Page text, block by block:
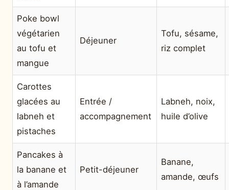
Poke bowl
végétarien
au tofu et
mangue
Déjeuner
Tofu, sésame,
riz complet
Carottes
glacées au
labneh et
pistaches
Entrée /
accompagnement
Labneh, noix,
huile d’olive
Pancakes à
la banane et
à l’amande
Petit-déjeuner
Banane,
amande, œufs